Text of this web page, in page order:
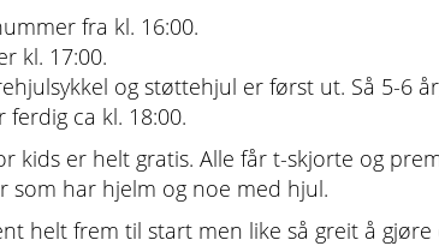
fra kl. 16:00.
kl. 17:00.
og støttehjul er først ut. Så 5-6
ca kl. 18:00.
kids er helt gratis. Alle får t-skjorte og
som har hjelm og noe med hjul.
helt frem til start men like så greit å gjøre